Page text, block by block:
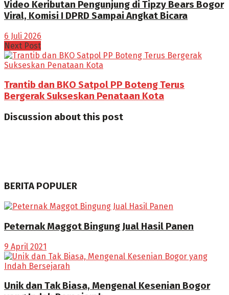
Video Keributan Pengunjung di Tipzy Bears Bogor
Viral, Komisi I DPRD Sampai Angkat Bicara
6 Juli 2026
Next Post
Trantib dan BKO Satpol PP Boteng Terus
Bergerak Sukseskan Penataan Kota
Discussion about this post
BERITA POPULER
Peternak Maggot Bingung Jual Hasil Panen
9 April 2021
Unik dan Tak Biasa, Mengenal Kesenian Bogor